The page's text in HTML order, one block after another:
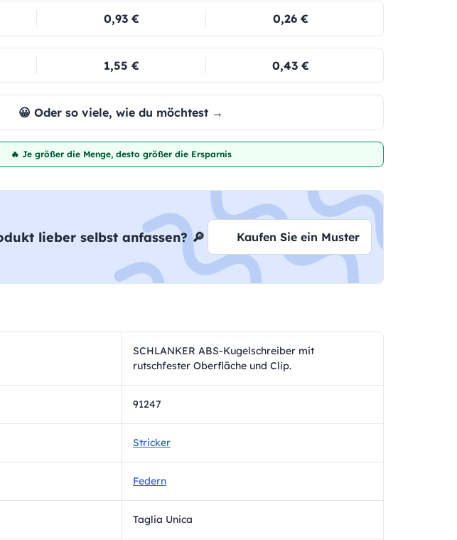
0,93 € 0,26 €
1,55 € 0,43 €
😀 Oder so viele, wie du möchtest →
🔥 Je größer die Menge, desto größer die Ersparnis
lieber selbst anfassen? 🔎 Kaufen Sie ein Muster
SCHLANKER ABS-Kugelschreiber mit
rutschfester Oberfläche und Clip.
91247
Stricker
Federn
Taglia Unica